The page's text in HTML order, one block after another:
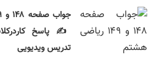
✍️ پاسخ
تدریس ویدیویی